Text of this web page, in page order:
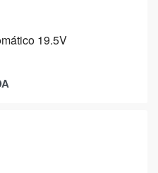
19.5V